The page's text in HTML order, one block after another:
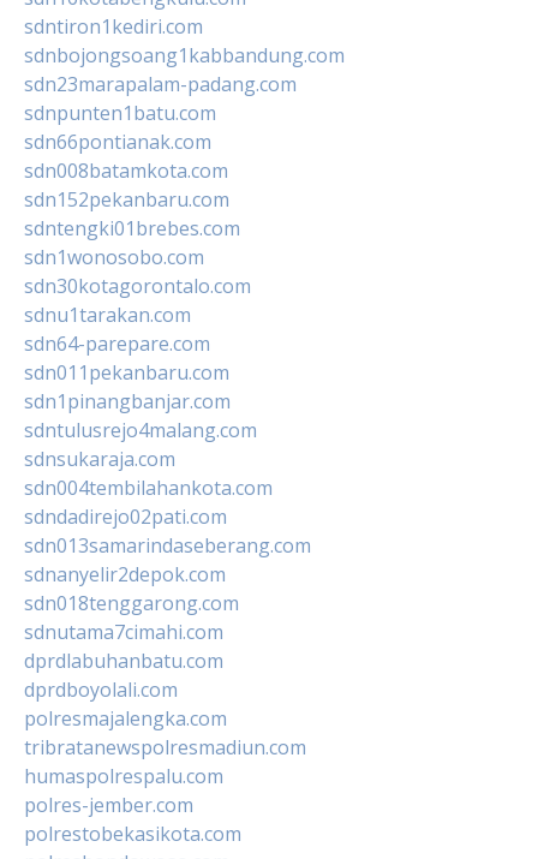
sdntiron1kediri.com
sdnbojongsoang1kabbandung.com
sdn23marapalam-padang.com
sdnpunten1batu.com
sdn66pontianak.com
sdn008batamkota.com
sdn152pekanbaru.com
sdntengki01brebes.com
sdn1wonosobo.com
sdn30kotagorontalo.com
sdnu1tarakan.com
sdn64-parepare.com
sdn011pekanbaru.com
sdn1pinangbanjar.com
sdntulusrejo4malang.com
sdnsukaraja.com
sdn004tembilahankota.com
sdndadirejo02pati.com
sdn013samarindaseberang.com
sdnanyelir2depok.com
sdn018tenggarong.com
sdnutama7cimahi.com
dprdlabuhanbatu.com
dprdboyolali.com
polresmajalengka.com
tribratanewspolresmadiun.com
humaspolrespalu.com
polres-jember.com
polrestobekasikota.com